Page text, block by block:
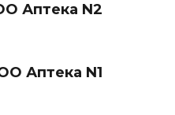
Аптека N2
Аптека N1